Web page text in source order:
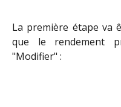
La première étape va
que le rendement
"Modifier" :